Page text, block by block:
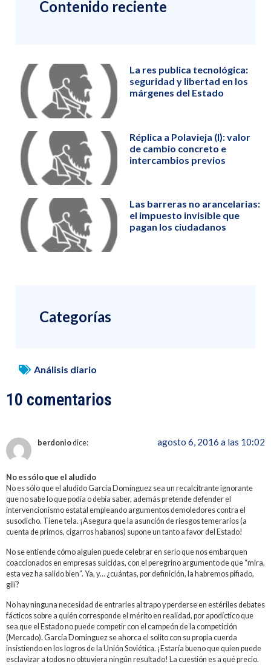
Contenido reciente
La res publica tecnológica:
seguridad y libertad en los
márgenes del Estado
Réplica a Polavieja (I): valor
de cambio concreto e
intercambios previos
Las barreras no arancelarias:
el impuesto invisible que
pagan los ciudadanos
Categorías
Análisis diario
10 comentarios
berdoniodice: agosto 6, 2016 a las 10:02
No es sólo que el aludido
No es sólo que el aludido García Domínguez sea un recalcitrante ignorante
que no sabe lo que podía o debía saber, además pretende defender el
intervencionismo estatal empleando argumentos demoledores contra el
susodicho. Tiene tela. ¡Asegura que la asunción de riesgos temerarios (a
cuenta de primos, cigarros habanos) supone un tanto a favor del Estado!
No se entiende cómo alguien puede celebrar en serio que nos embarquen
coaccionados en empresas suicidas, con el peregrino argumento de que “mira,
esta vez ha salido bien”. Ya, y… ¿cuántas, por definición, la habremos pifiado,
gilí?
No hay ninguna necesidad de entrarles al trapo y perderse en estériles debates
fácticos sobre a quién corresponde el mérito en realidad, por apodíctico que
sea que el Estado no puede competir con el campeón de la competición
(Mercado). García Domínguez se ahorca el solito con su propia cuerda
insistiendo en los logros de la Unión Soviética. ¡Estaría bueno que quien puede
esclavizar a todos no obtuviera ningún resultado! La cuestión es a qué precio.